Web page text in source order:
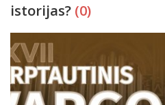
istorijas? (0)